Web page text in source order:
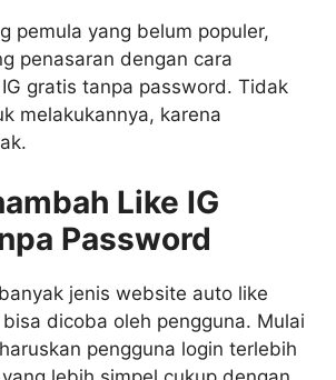
pemula yang belum populer,
penasaran dengan cara
gratis tanpa password. Tidak
melakukannya, karena
Like IG
Password
jenis website auto like
dicoba oleh pengguna. Mulai
pengguna login terlebih